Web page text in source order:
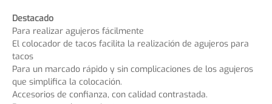
Destacado
Para realizar agujeros fácilmente
El colocador de tacos facilita la realización de agujeros para
tacos
Para un marcado rápido y sin complicaciones de los agujeros
que simplifica la colocación.
Accesorios de confianza, con calidad contrastada.